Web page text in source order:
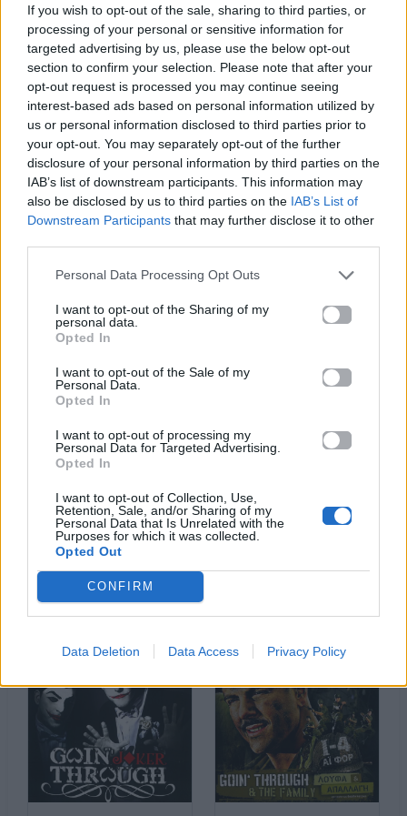
If you wish to opt-out of the sale, sharing to third parties, or
processing of your personal or sensitive information for
targeted advertising by us, please use the below opt-out
section to confirm your selection. Please note that after your
opt-out request is processed you may continue seeing
interest-based ads based on personal information utilized by
us or personal information disclosed to third parties prior to
your opt-out. You may separately opt-out of the further
disclosure of your personal information by third parties on the
IAB’s list of downstream participants. This information may
also be disclosed by us to third parties on the IAB’s List of
Downstream Participants that may further disclose it to other
Personal Data Processing Opt Outs
I want to opt-out of the Sharing of my
personal data.
Opted In
I want to opt-out of the Sale of my
Personal Data.
Opted In
I want to opt-out of processing my
Personal Data for Targeted Advertising.
Opted In
I want to opt-out of Collection, Use,
Retention, Sale, and/or Sharing of my
Personal Data that Is Unrelated with the
Purposes for which it was collected.
Opted Out
CONFIRM
Data Deletion Data Access Privacy Policy
Κάτι Μοναδικό (feat. Ελισάβετ Σπανού)
Εντάξει (feat. Antonis Remos)
D.N.T. (Δεν Νιώθω Τίποτα)
Κάνε Την Αρχή (feat. Maria Makri)
Βήματα
Άλλα Άλμπουμ του Καλλιτέχνη
ISO 9001